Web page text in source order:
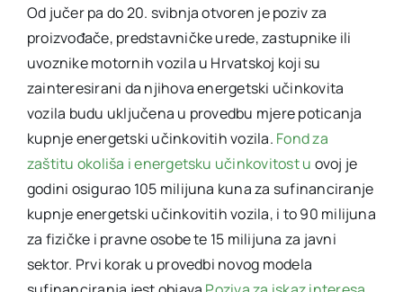
Od jučer pa do 20. svibnja otvoren je poziv za
proizvođače, predstavničke urede, zastupnike ili
uvoznike motornih vozila u Hrvatskoj koji su
zainteresirani da njihova energetski učinkovita
vozila budu uključena u provedbu mjere poticanja
kupnje energetski učinkovitih vozila. Fond za
zaštitu okoliša i energetsku učinkovitost u ovoj je
godini osigurao 105 milijuna kuna za sufinanciranje
kupnje energetski učinkovitih vozila, i to 90 milijuna
za fizičke i pravne osobe te 15 milijuna za javni
sektor. Prvi korak u provedbi novog modela